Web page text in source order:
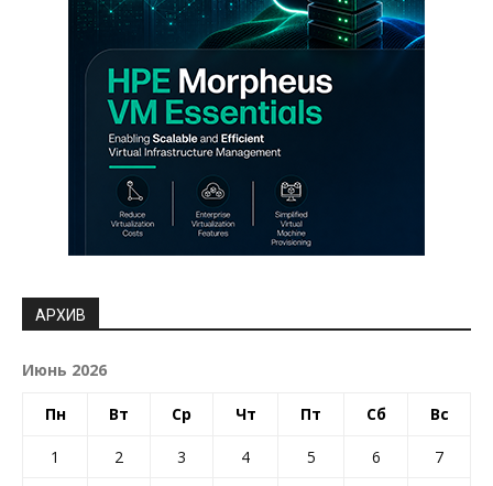
АРХИВ
Июнь 2026
Пн Вт Ср Чт Пт Сб Вс
1 2 3 4 5 6
7